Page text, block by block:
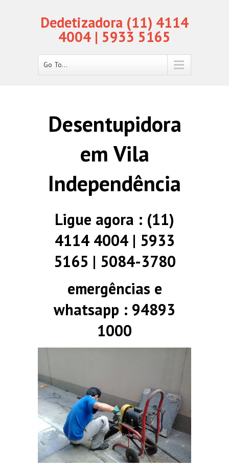
Dedetizadora (11) 4114
4004 | 5933 5165
Go To...
Desentupidora
em Vila
Independência
Ligue agora : (11)
4114 4004 | 5933
5165 | 5084-3780
emergências e
whatsapp : 94893
1000